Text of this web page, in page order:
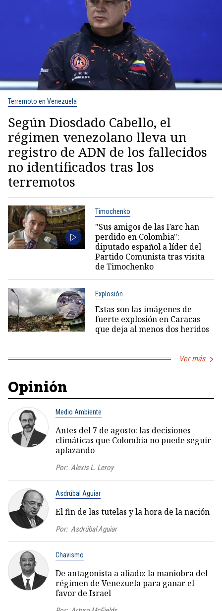
Terremoto en Venezuela
Según Diosdado Cabello, el
régimen venezolano lleva un
registro de ADN de los fallecidos
no identificados tras los
terremotos
Timochenko
"Sus amigos de las Farc han
perdido en Colombia":
diputado español a líder del
Partido Comunista tras visita
de Timochenko
Explosión
Estas son las imágenes de
fuerte explosión en Caracas
que deja al menos dos heridos
Ver más
Opinión
Medio Ambiente
Antes del 7 de agosto: las decisiones
climáticas que Colombia no puede seguir
aplazando
Por: Alexis L. Leroy
Asdrúbal Aguiar
El fin de las tutelas y la hora de la nación
Por: Asdrúbal Aguiar
Chavismo
De antagonista a aliado: la maniobra del
régimen de Venezuela para ganar el
favor de Israel